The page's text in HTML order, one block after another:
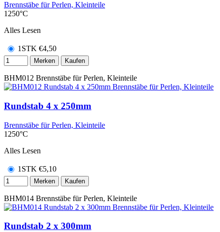
Brennstäbe für Perlen, Kleinteile
1250°C
Alles Lesen
1STK €4,50
Merken Kaufen
BHM012 Brennstäbe für Perlen, Kleinteile
Rundstab 4 x 250mm
Brennstäbe für Perlen, Kleinteile
1250°C
Alles Lesen
1STK €5,10
Merken Kaufen
BHM014 Brennstäbe für Perlen, Kleinteile
Rundstab 2 x 300mm